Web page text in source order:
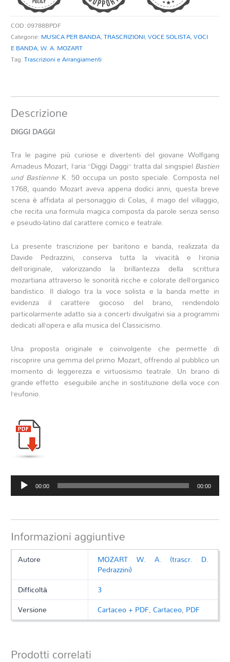
COD:09788BPDF
Categorie: MUSICA PER BANDA,TRASCRIZIONI,VOCE SOLISTA,VOCI
E BANDA,W. A. MOZART
Tag:Trascrizioni e Arrangiamenti
Descrizione
DIGGI DAGGI
Tra le pagine più curiose e divertenti del giovane Wolfgang
Amadeus Mozart, l’aria “Diggi Daggi” tratta dal singspiel Bastien
und Bastienne K. 50 occupa un posto speciale. Composta nel
1768, quando Mozart aveva appena dodici anni, questa breve
scena è affidata al personaggio di Colas, il mago del villaggio,
che recita una formula magica composta da parole senza senso
e pseudo-latino dal carattere comico e teatrale.
La presente trascrizione per baritono e banda, realizzata da
Davide Pedrazzini, conserva tutta la vivacità e l’ironia
dell’originale, valorizzando la brillantezza della scrittura
mozartiana attraverso le sonorità ricche e colorate dell’organico
bandistico. Il dialogo tra la voce solista e la banda mette in
evidenza il carattere giocoso del brano, rendendolo
particolarmente adatto sia a concerti divulgativi sia a programmi
dedicati all’opera e alla musica del Classicismo.
Una proposta originale e coinvolgente che permette di
riscoprire una gemma del primo Mozart, offrendo al pubblico un
momento di leggerezza e virtuosismo teatrale. Un brano di
grande effetto eseguibile anche in sostituzione della voce con
l’eufonio.
Audio
Player
00:00 00:00
Informazioni aggiuntive
Autore MOZART W. A. (trascr. D.
Pedrazzini)
Difficoltà
3
Versione
Cartaceo + PDF,Cartaceo, PDF
Prodotti correlati